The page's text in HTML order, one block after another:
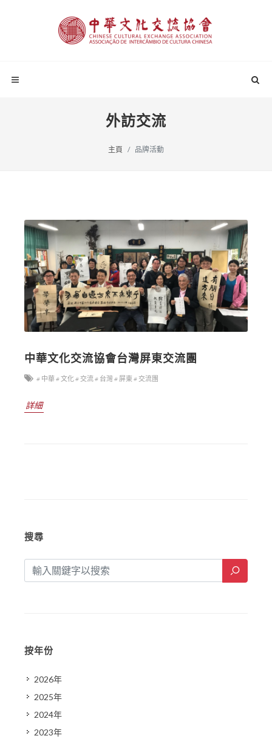
外訪交流
主頁 品牌活動
中華文化交流協會台灣屏東交流團
# 中華# 文化# 交流# 台灣# 屏東# 交流團
詳細
搜尋
按年份
2026年
2025年
2024年
2023年